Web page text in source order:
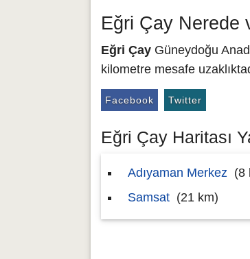
Eğri Çay Nerede
Eğri Çay Güneydoğu
kilometre mesafe
Facebook Twitter
Eğri Çay Haritası
Adıyaman Merkez (8
Samsat (21 km)